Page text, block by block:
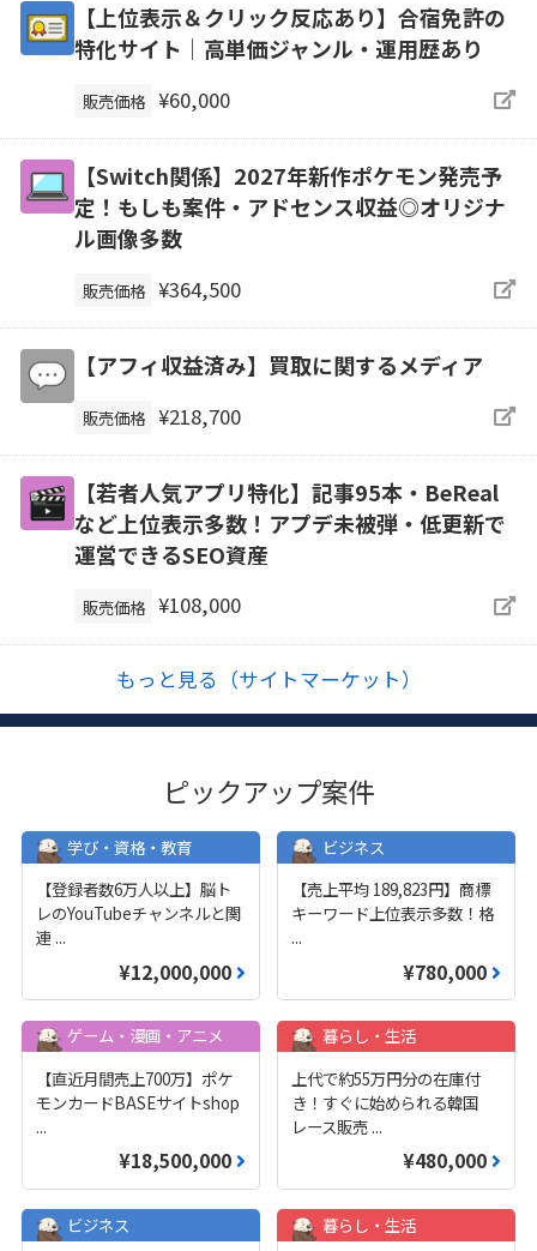
【上位表示＆クリック反応あり】合宿免許の
特化サイト｜高単価ジャンル・運用歴あり
販売価格 ¥60,000
【Switch関係】2027年新作ポケモン発売予
定！もしも案件・アドセンス収益◎オリジナ
ル画像多数
販売価格 ¥364,500
【アフィ収益済み】買取に関するメディア
販売価格 ¥218,700
【若者人気アプリ特化】記事95本・BeReal
など上位表示多数！アプデ未被弾・低更新で
運営できるSEO資産
販売価格 ¥108,000
もっと見る（サイトマーケット）
ピックアップ案件
学び・資格・教育
【登録者数6万人以上】脳ト
レのYouTubeチャンネルと関
連 ...
¥12,000,000
ビジネス
【売上平均 189,823円】商標
キーワード上位表示多数！格
...
¥780,000
ゲーム・漫画・アニメ
【直近月間売上700万】ポケ
モンカードBASEサイトshop
...
¥18,500,000
暮らし・生活
上代で約55万円分の在庫付
き！すぐに始められる韓国
レース販売 ...
¥480,000
ビジネス 暮らし・生活